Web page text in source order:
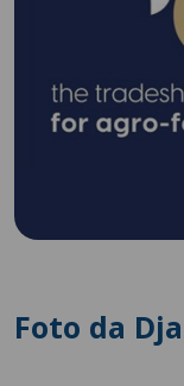
Foto da